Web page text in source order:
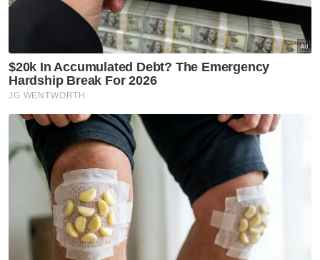
Berdasarkan maklumat, terdapat juga
anggota FRU yang cedera parah akibat
kemalangan terbabit.
Difahamkan, kenderaan FRU terbabit dalam
perjalanan pulang ke Ipoh selepas selesai
melaksanakan tugas bawah Op Chariot di
Teluk Intan, Perak.
Berita Telus & Tulus menerusi E-Mel setiap